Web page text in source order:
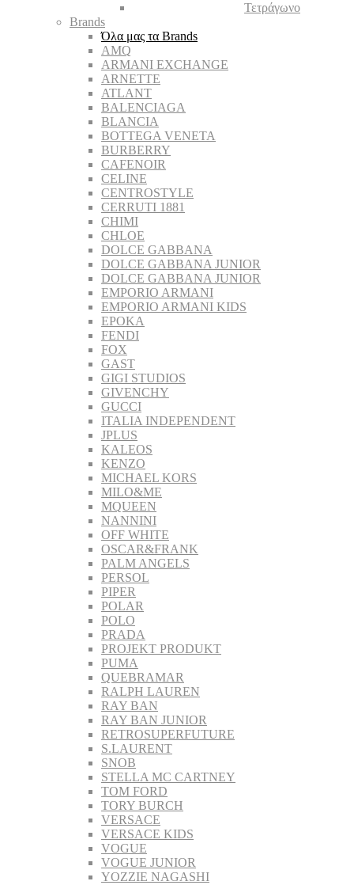
Τετράγωνο
Brands
Όλα μας τα Brands
AMQ
ARMANI EXCHANGE
ARNETTE
ATLANT
BALENCIAGA
BLANCIA
BOTTEGA VENETA
BURBERRY
CAFENOIR
CELINE
CENTROSTYLE
CERRUTI 1881
CHIMI
CHLOE
DOLCE GABBANA
DOLCE GABBANA JUNIOR
DOLCE GABBANA JUNIOR
EMPORIO ARMANI
EMPORIO ARMANI KIDS
EPOKA
FENDI
FOX
GAST
GIGI STUDIOS
GIVENCHY
GUCCI
ITALIA INDEPENDENT
JPLUS
KALEOS
KENZO
MICHAEL KORS
MILO&ME
MQUEEN
NANNINI
OFF WHITE
OSCAR&FRANK
PALM ANGELS
PERSOL
PIPER
POLAR
POLO
PRADA
PROJEKT PRODUKT
PUMA
QUEBRAMAR
RALPH LAUREN
RAY BAN
RAY BAN JUNIOR
RETROSUPERFUTURE
S.LAURENT
SNOB
STELLA MC CARTNEY
TOM FORD
TORY BURCH
VERSACE
VERSACE KIDS
VOGUE
VOGUE JUNIOR
YOZZIE NAGASHI